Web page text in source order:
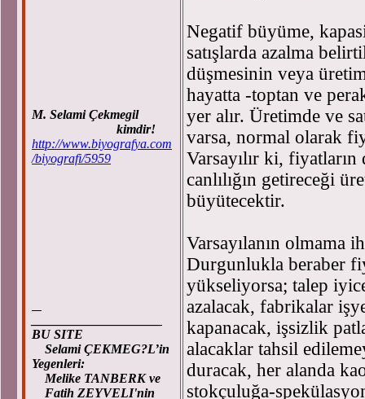
M. Selami Çekmegil
kimdir!
http://www.biyografya.com
/biyografi/5959
BU SITE
Selami ÇEKMEG?L’in
Yegenleri:
Melike TANBERK ve
Fatih ZEYVELI'nin
Negatif büyüme,
satışlarda azalma
düşmesinin veya
hayatta -toptan ve
yer alır. Üretimde ve
varsa, normal olarak
Varsayılır ki, fiyatların
canlılığın getireceği
büyütecektir.
Varsayılanın olmama
Durgunlukla beraber
yükseliyorsa; talep
azalacak, fabrikalar
kapanacak, işsizlik
alacaklar tahsil
duracak, her alanda
stokçuluğa-